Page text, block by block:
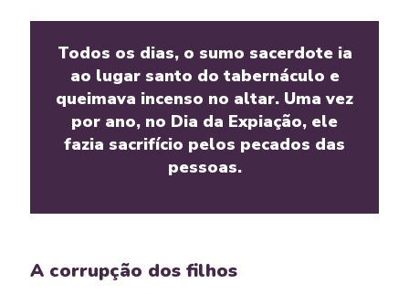
Todos os dias, o sumo sacerdote ia
ao lugar santo do tabernáculo e
queimava incenso no altar. Uma vez
por ano, no Dia da Expiação, ele
fazia sacrifício pelos pecados das
pessoas.
A corrupção dos filhos